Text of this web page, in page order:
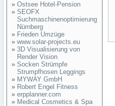
» Ostsee Hotel-Pension
» SEOFX
Suchmaschinenoptimierung
Nürnberg
» Frieden Umzüge
» www.solar-projects.eu
» 3D Visualisierung von
Render Vision
» Socken Strümpfe
Strumpfhosen Leggings
» MYWAY GmbH
» Robert Engel Fitness
» erpplanner.com
» Medical Cosmetics & Spa